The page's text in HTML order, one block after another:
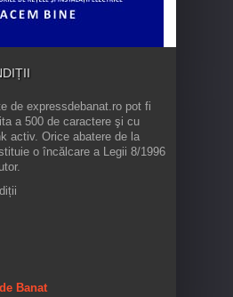
de expressdebanat.ro pot fi
a 500 de caractere şi cu
activ. Orice abatere de la
o încălcare a Legii 8/1996
Banat